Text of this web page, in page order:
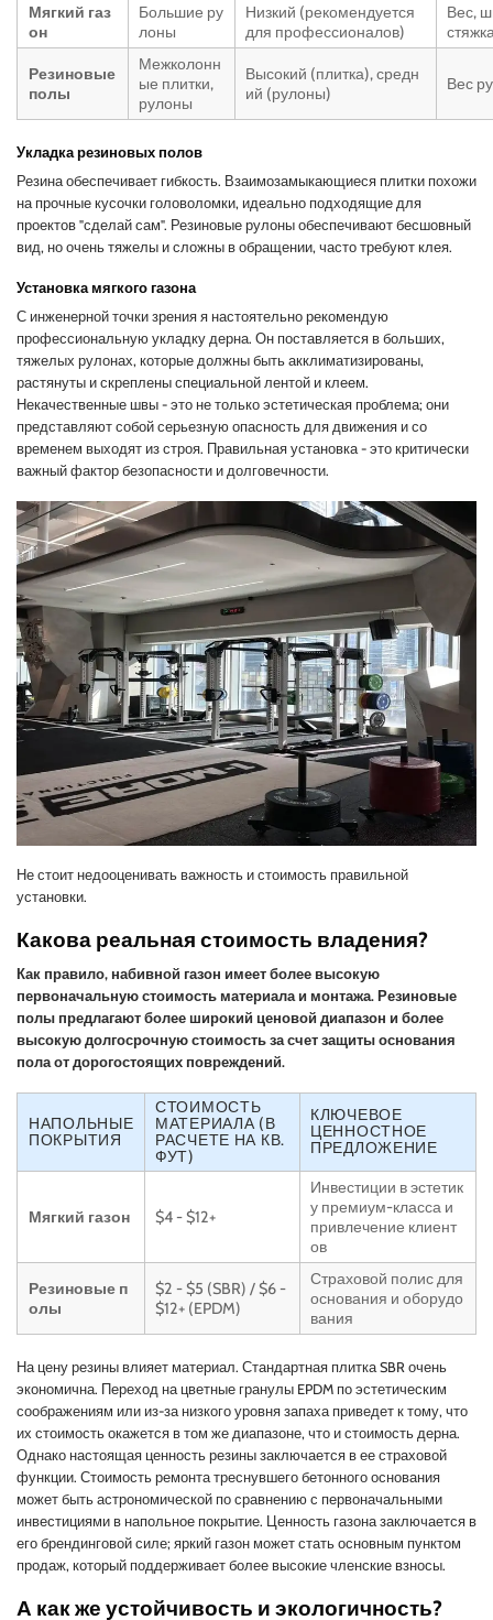
Мягкий газ
он
Большие ру
лоны
Низкий (рекомендуется
для профессионалов)
Вес,
Резиновые
полы
Межколонн
ые плитки,
рулоны
Высокий (плитка), средн
ий (рулоны)
Вес
Укладка резиновых полов
Резина обеспечивает гибкость. Взаимозамыкающиеся плитки похожи
на прочные кусочки головоломки, идеально подходящие для
проектов "сделай сам". Резиновые рулоны обеспечивают бесшовный
вид, но очень тяжелы и сложны в обращении, часто требуют клея.
Установка мягкого газона
С инженерной точки зрения я настоятельно рекомендую
профессиональную укладку дерна. Он поставляется в больших,
тяжелых рулонах, которые должны быть акклиматизированы,
растянуты и скреплены специальной лентой и клеем.
Некачественные швы - это не только эстетическая проблема; они
представляют собой серьезную опасность для движения и со
временем выходят из строя. Правильная установка - это критически
важный фактор безопасности и долговечности.
Не стоит недооценивать важность и стоимость правильной
установки.
Какова реальная стоимость владения?
Как правило, набивной газон имеет более высокую
первоначальную стоимость материала и монтажа. Резиновые
полы предлагают более широкий ценовой диапазон и более
высокую долгосрочную стоимость за счет защиты основания
пола от дорогостоящих повреждений.
НАПОЛЬНЫЕ
ПОКРЫТИЯ
СТОИМОСТЬ
МАТЕРИАЛА (В
РАСЧЕТЕ НА КВ.
ФУТ)
КЛЮЧЕВОЕ
ЦЕННОСТНОЕ
ПРЕДЛОЖЕНИЕ
Мягкий газон $4 - $12+
Инвестиции в эстетик
у премиум-класса и
привлечение клиент
ов
Резиновые п
олы
$2 - $5 (SBR) / $6 -
$12+ (EPDM)
Страховой полис для
основания и оборудо
вания
На цену резины влияет материал. Стандартная плитка SBR очень
экономична. Переход на цветные гранулы EPDM по эстетическим
соображениям или из-за низкого уровня запаха приведет к тому, что
их стоимость окажется в том же диапазоне, что и стоимость дерна.
Однако настоящая ценность резины заключается в ее страховой
функции. Стоимость ремонта треснувшего бетонного основания
может быть астрономической по сравнению с первоначальными
инвестициями в напольное покрытие. Ценность газона заключается в
его брендинговой силе; яркий газон может стать основным пунктом
продаж, который поддерживает более высокие членские взносы.
А как же устойчивость и экологичность?